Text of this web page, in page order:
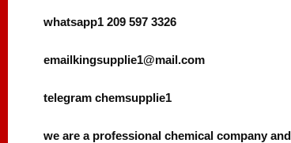
whatsapp1 209 597 3326
emailkingsupplie1@mail.com
telegram chemsupplie1
we are a professional chemical company